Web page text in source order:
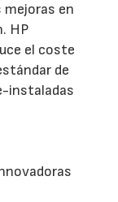
en
HP
el coste
de
instaladas